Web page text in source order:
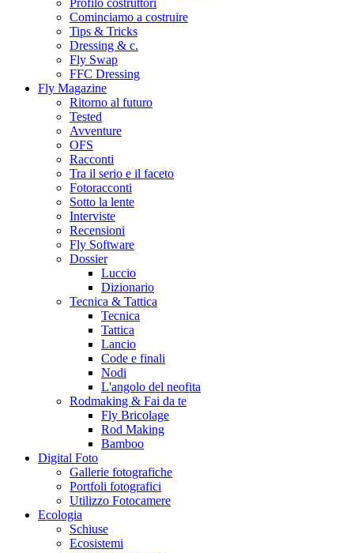
Profilo costruttori
Cominciamo a costruire
Tips & Tricks
Dressing & c.
Fly Swap
FFC Dressing
Fly Magazine
Ritorno al futuro
Tested
Avventure
OFS
Racconti
Tra il serio e il faceto
Fotoracconti
Sotto la lente
Interviste
Recensioni
Fly Software
Dossier
Luccio
Dizionario
Tecnica & Tattica
Tecnica
Tattica
Lancio
Code e finali
Nodi
L'angolo del neofita
Rodmaking & Fai da te
Fly Bricolage
Rod Making
Bamboo
Digital Foto
Gallerie fotografiche
Portfoli fotografici
Utilizzo Fotocamere
Ecologia
Schiuse
Ecosistemi